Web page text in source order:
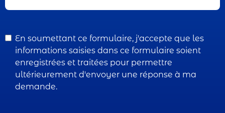
RGBD
En soumettant ce formulaire, j'accepte que les
informations saisies dans ce formulaire soient
enregistrées et traitées pour permettre
ultérieurement d'envoyer une réponse à ma
demande.